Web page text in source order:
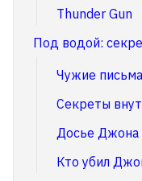
Thunder Gun
Под водой:
Чужие письма
Секреты
Досье Джона
Кто убил